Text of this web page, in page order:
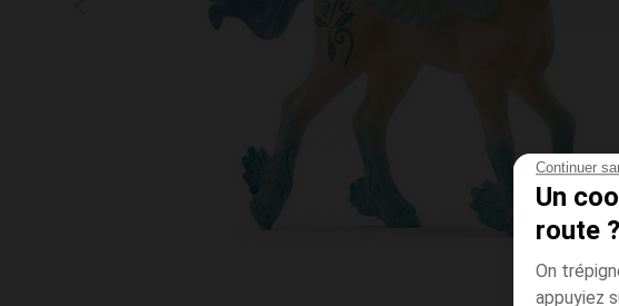
Continuer
Un
route ?
On
appuyiez